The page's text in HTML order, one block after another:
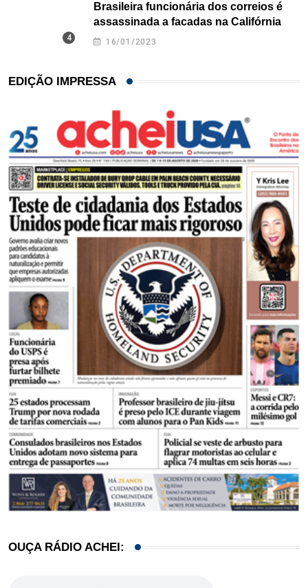
Brasileira funcionária dos correios é
assassinada a facadas na Califórnia
16/01/2023
EDIÇÃO IMPRESSA
OUÇA RÁDIO ACHEI: